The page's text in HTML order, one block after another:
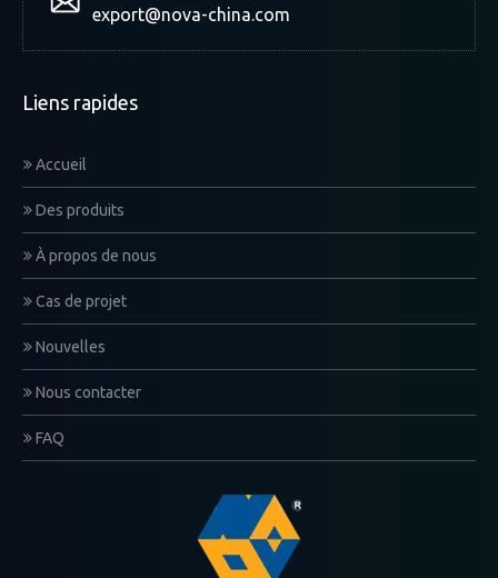
export@nova-china.com
Liens rapides
Accueil
Des produits
À propos de nous
Cas de projet
Nouvelles
Nous contacter
FAQ